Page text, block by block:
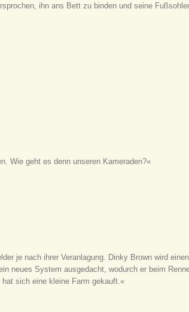
ihn ans Bett zu binden und seine
Wie geht es denn unseren Kameraden?«
je nach ihrer Veranlagung. Dinky Brown wird
neues System ausgedacht, wodurch er beim
sich eine kleine Farm gekauft.«